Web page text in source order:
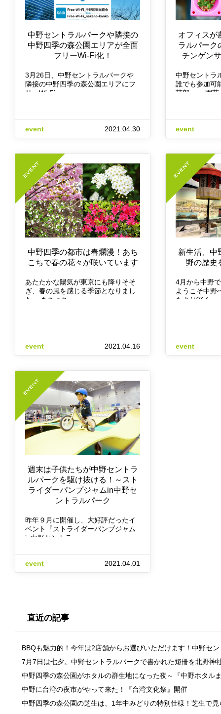
中野セントラルパークや隣接の
中野四季の森公園エリアが全面
フリーWi-Fi化！
3月26日、中野セントラルパークや
隣接の中野四季の森公園エリアにフ
リーWi-Fi…
event 2021.04.30
オフィスが
ラルパーク
チンゲン
中野セントラ
誰でも参加可
芸部』。 園
event
中野四季の都市は春爛漫！あち
こちで春の花々が咲いています
あたたかな陽気が東京にも降りそそ
ぎ、春の風を感じる季節となりまし
た。 あちこち…
event 2021.04.16
新生活、中
野の歴史
4月から中野
ようこそ中野
をより深く…
event
週末は子供たちが中野セントラ
ルパークを駆け抜ける！～スト
ライダーパンプジャムin中野セ
ントラルパーク
昨年９月に開催し、大好評だったイ
ベント『ストライダーパンプジャム
in中野セントラ…
event 2021.04.01
直近の記事
BBQも魅力的！今年は2店舗からお選びいただけます！中野セ
7月7日は七夕。中野セントラルパークで書かれた短冊を北野神
中野四季の森公園がホタルの群生地になった夜～『中野ホタル
中野に台湾の夜市がやって来た！『台湾文化祭』開催
中野四季の森公園の芝生は、1年中みどりの特別仕様！芝生で